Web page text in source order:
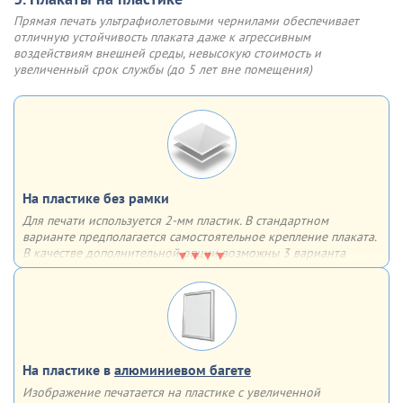
4 стороны клик профиля
извлеките старый плакат
Шаг 3
Разместите новый плакат,
Шаг 4
Защелкните крышки
Возможно использование как внутри, так и вне помещения.
Такие плакаты не боятся солнечного света, влаги, перепадов
температуры (допустимы значения от -20 до +70°C)
Прямая печать ультрафиолетовыми чернилами обеспечивает
отличную устойчивость плаката даже к агрессивным
воздействиям внешней среды, невысокую стоимость и
увеличенный срок службы (до 5 лет вне помещения)
На пластике без рамки
Для печати используется 2-мм пластик. В стандартном
варианте предполагается самостоятельное крепление плаката.
В качестве дополнительной опции возможны 3 варианта
крепления на выбор
отверстия, укрепленные люверсами
На пластике в алюминиевом багете
Изображение печатается на пластике с увеличенной